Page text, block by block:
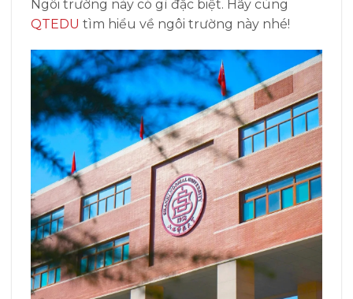
Ngôi trường này có gì đặc biệt. Hãy cùng
QTEDU tìm hiểu về ngôi trường này nhé!